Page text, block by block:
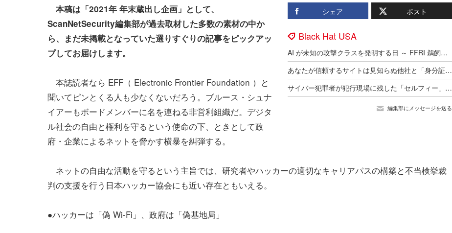
シェア ポスト
Black Hat USA
AI が未知の攻撃クラスを発明する日 ～ FFRI 鵜飼裕司の Black Hat USA 2026 今年の見どころ
あなたが信頼するサイトは見知らぬ他社と「身分証」を共有している ～ 共有証明書が生む脅威
サイバー犯罪者が犯行現場に残した「セルフィー」1,500 万枚を LLM 分析
編集部にメッセージを送る
本稿は「2021年 年末蔵出し企画」として、
ScanNetSecurity編集部が過去取材した多数の素材の中か
ら、まだ未掲載となっていた選りすぐりの記事をピックアッ
プしてお届けします。
本誌読者なら EFF（ Electronic Frontier Foundation ）と
聞いてピンとくる人も少なくないだろう。ブルース・シュナ
イアーもボードメンバーに名を連ねる非営利組織だ。デジタ
ル社会の自由と権利を守るという使命の下、ときとして政
府・企業によるネットを脅かす横暴を糾弾する。
ネットの自由な活動を守るという主旨では、研究者やハッカーの適切なキャリアパスの構築と不当検挙裁
判の支援を行う日本ハッカー協会にも近い存在ともいえる。
●ハッカーは「偽 Wi-Fi」、政府は「偽基地局」